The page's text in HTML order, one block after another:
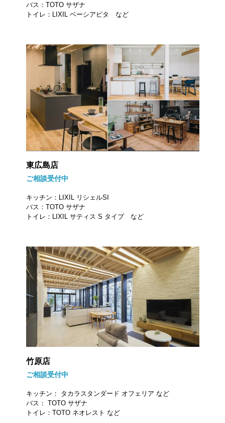
バス：TOTO サザナ
トイレ：LIXIL ベーシアピタ など
東広島店
ご相談受付中
キッチン：LIXIL リシェルSI
バス：TOTO サザナ
トイレ：LIXIL サティス S タイプ など
竹原店
ご相談受付中
キッチン： タカラスタンダード オフェリア など
バス： TOTO サザナ
トイレ：TOTO ネオレスト など